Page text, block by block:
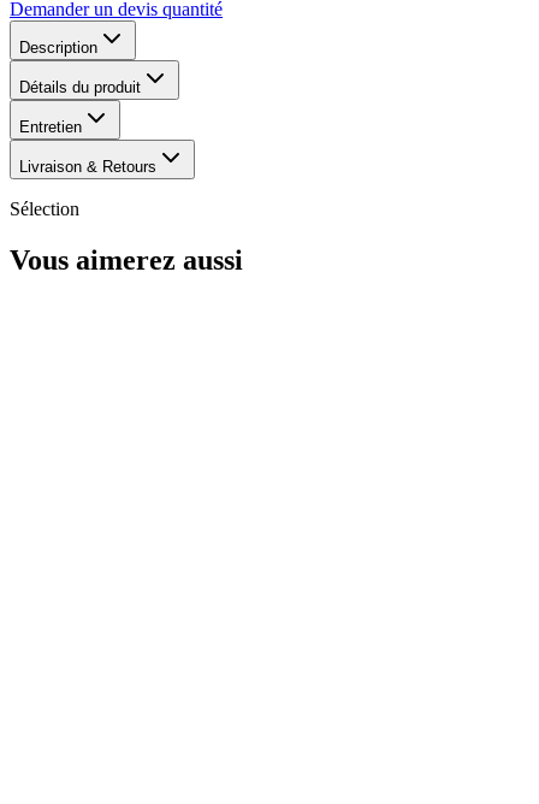
Demander un devis quantité
Description
Détails du produit
Entretien
Livraison & Retours
Sélection
Vous aimerez aussi